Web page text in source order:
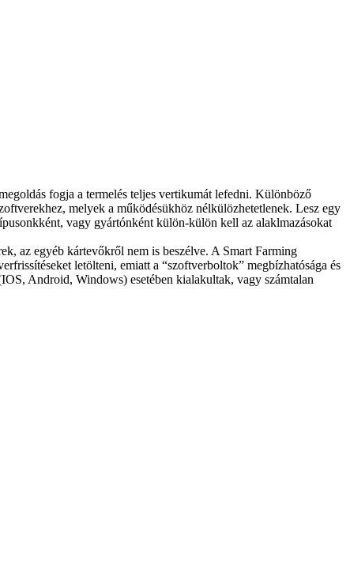
fogja a termelés teljes vertikumát lefedni. Különböző
melyek a működésükhöz nélkülözhetetlenek. Lesz egy
vagy gyártónként külön-külön kell az alaklmazásokat
az egyéb kártevőkről nem is beszélve. A Smart Farming
letölteni, emiatt a “szoftverboltok” megbízhatósága és
Android, Windows) esetében kialakultak, vagy számtalan